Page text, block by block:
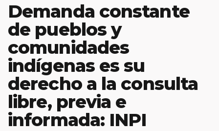
Demanda constante
de pueblos y
comunidades
indígenas es su
derecho a la consulta
libre, previa e
informada: INPI